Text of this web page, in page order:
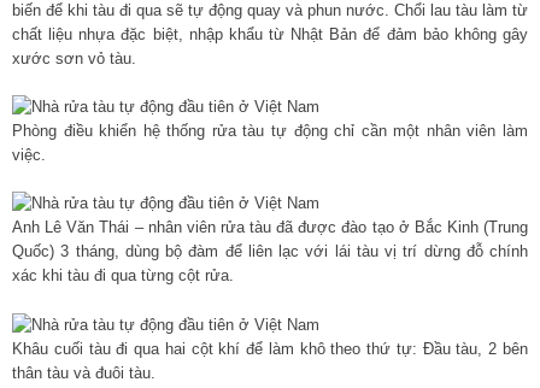
biến để khi tàu đi qua sẽ tự động quay và phun nước. Chổi lau tàu làm từ
chất liệu nhựa đặc biệt, nhập khẩu từ Nhật Bản để đảm bảo không gây
xước sơn vỏ tàu.
Phòng điều khiển hệ thống rửa tàu tự động chỉ cần một nhân viên làm
việc.
Anh Lê Văn Thái – nhân viên rửa tàu đã được đào tạo ở Bắc Kinh (Trung
Quốc) 3 tháng, dùng bộ đàm để liên lạc với lái tàu vị trí dừng đỗ chính
xác khi tàu đi qua từng cột rửa.
Khâu cuối tàu đi qua hai cột khí để làm khô theo thứ tự: Đầu tàu, 2 bên
thân tàu và đuôi tàu.